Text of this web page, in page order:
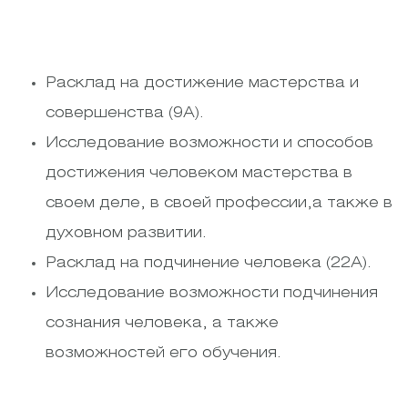
Расклад на достижение мастерства и
совершенства (9А).
Исследование возможности и способов
достижения человеком мастерства в
своем деле, в своей профессии,а также в
духовном развитии.
Расклад на подчинение человека (22А).
Исследование возможности подчинения
сознания человека, а также
возможностей его обучения.